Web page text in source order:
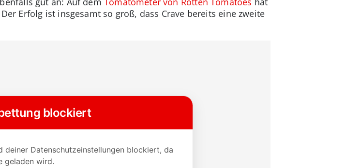
Erfolg ist insgesamt so groß, dass Crave bereits eine zweite